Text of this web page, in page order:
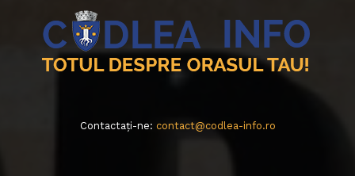
Contactați-ne: contact@codlea-info.ro